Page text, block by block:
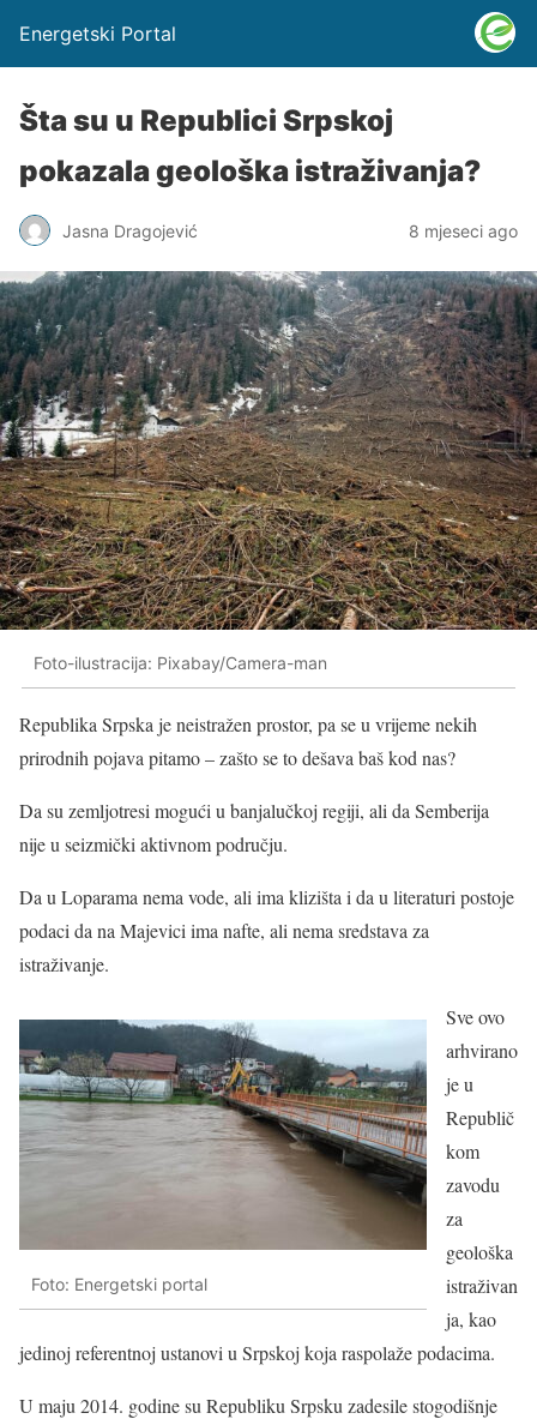
Energetski Portal
Šta su u Republici Srpskoj
pokazala geološka istraživanja?
Jasna Dragojević 8 mjeseci ago
Foto-ilustracija: Pixabay/Camera-man
Republika Srpska je neistražen prostor, pa se u vrijeme nekih
prirodnih pojava pitamo – zašto se to dešava baš kod nas?
Da su zemljotresi mogući u banjalučkoj regiji, ali da Semberija
nije u seizmički aktivnom području.
Da u Loparama nema vode, ali ima klizišta i da u literaturi postoje
podaci da na Majevici ima nafte, ali nema sredstava za
istraživanje.
Foto: Energetski portal
Sve ovo
arhvirano
je u
Republič
kom
zavodu
za
geološka
istraživan
ja, kao
jedinoj referentnoj ustanovi u Srpskoj koja raspolaže podacima.
U maju 2014. godine su Republiku Srpsku zadesile stogodišnje